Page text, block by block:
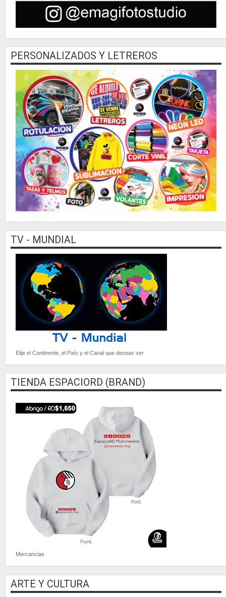
PERSONALIZADOS Y LETREROS
TV - MUNDIAL
Elije el Continente, el País y el Canal que deseas ver
TIENDA ESPACIORD (BRAND)
Mercancias
ARTE Y CULTURA